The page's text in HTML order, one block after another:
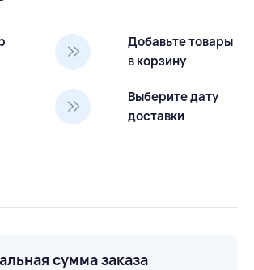
Добавьте товары
в корзину
Выберите дату
доставки
сумма заказа